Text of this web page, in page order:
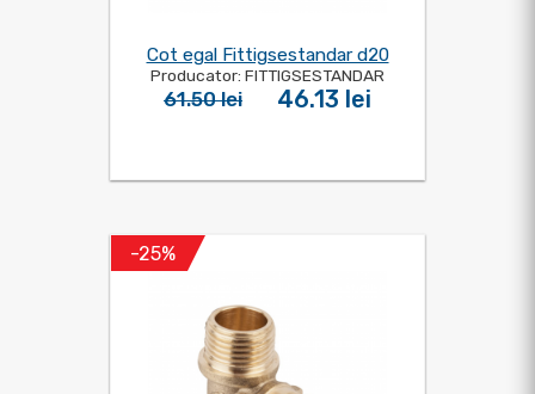
Cot egal Fittigsestandar d20
Producator: FITTIGSESTANDAR
61.50 lei 46.13 lei
-25%